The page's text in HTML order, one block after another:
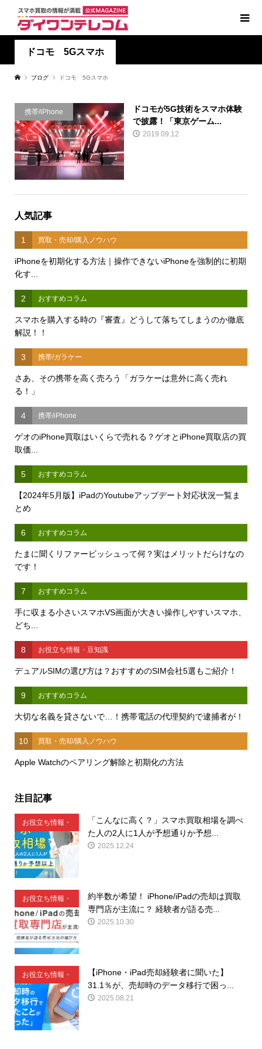
ドコモ 5Gスマホ
ブログ ドコモ 5Gスマホ
携帯/iPhone
ドコモが5G技術をスマホ体験
で披露！「東京ゲーム...
2019.09.12
人気記事
1 買取・売却/購入ノウハウ
iPhoneを初期化する方法｜操作できないiPhoneを強制的に初期
化す...
2 おすすめコラム
スマホを購入する時の『審査』どうして落ちてしまうのか徹底
解説！！
3 携帯/ガラケー
さあ、その携帯を高く売ろう「ガラケーは意外に高く売れ
る！」
4 携帯/iPhone
ゲオのiPhone買取はいくらで売れる？ゲオとiPhone買取店の買
取価...
5 おすすめコラム
【2024年5月版】iPadのYoutubeアップデート対応状況一覧ま
とめ
6 おすすめコラム
たまに聞くリファービッシュって何？実はメリットだらけなの
です！
7 おすすめコラム
手に収まる小さいスマホVS画面が大きい操作しやすいスマホ、
どち...
8 お役立ち情報・豆知識
デュアルSIMの選び方は？おすすめのSIM会社5選もご紹介！
9 おすすめコラム
大切な名義を貸さないで…！携帯電話の代理契約で逮捕者が！
10 買取・売却/購入ノウハウ
Apple Watchのペアリング解除と初期化の方法
注目記事
お役立ち情報・
豆知識
「こんなに高く？」スマホ買取相場を調べ
た人の2人に1人が予想通りか予想...
2025.12.24
お役立ち情報・
豆知識
約半数が希望！ iPhone/iPadの売却は買取
専門店が主流に？ 経験者が語る売...
2025.10.30
お役立ち情報・
豆知識
【iPhone・iPad売却経験者に聞いた】
31.1％が、売却時のデータ移行で困っ...
2025.08.21